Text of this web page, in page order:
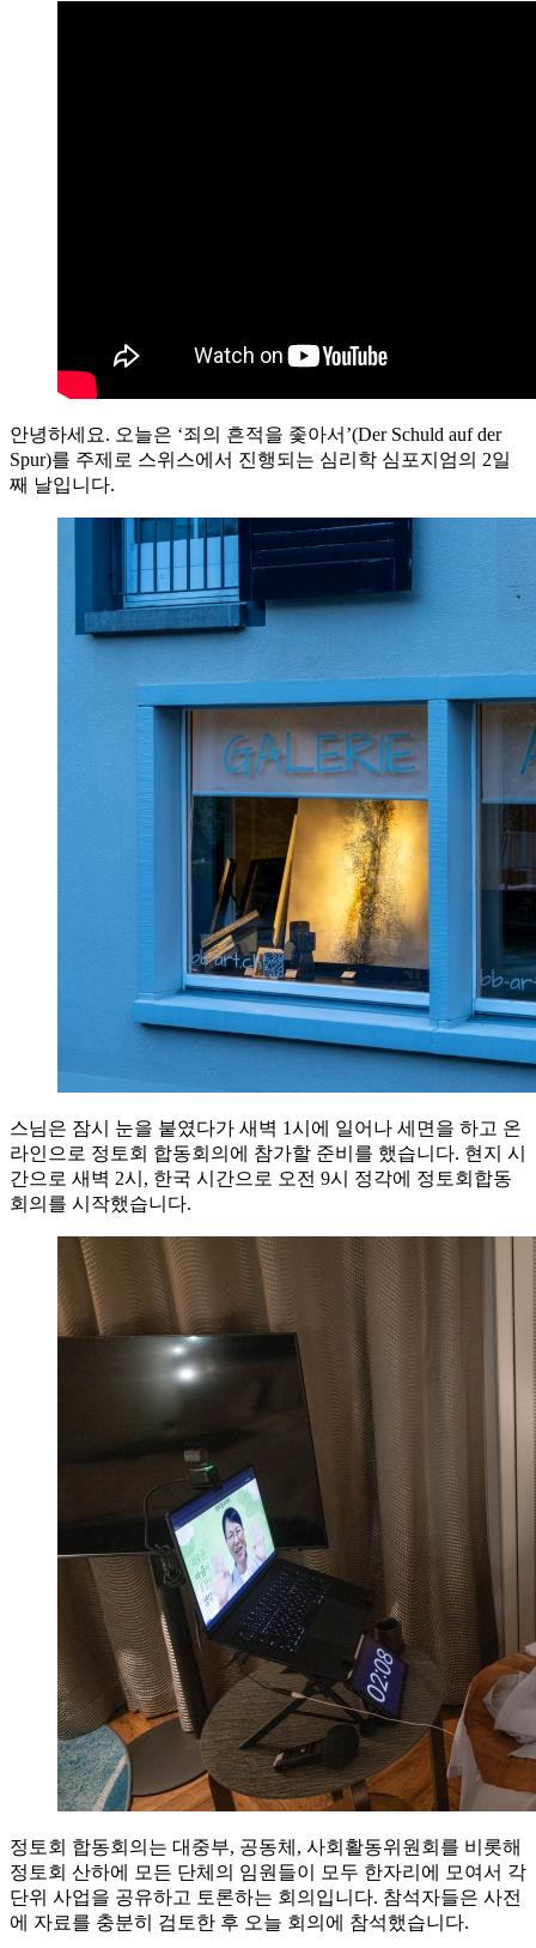
안녕하세요. 오늘은 ‘죄의 흔적을 좇아서’(Der Schuld auf der
Spur)를 주제로 스위스에서 진행되는 심리학 심포지엄의 2일
째 날입니다.
스님은 잠시 눈을 붙였다가 새벽 1시에 일어나 세면을 하고 온
라인으로 정토회 합동회의에 참가할 준비를 했습니다. 현지 시
간으로 새벽 2시, 한국 시간으로 오전 9시 정각에 정토회합동
회의를 시작했습니다.
정토회 합동회의는 대중부, 공동체, 사회활동위원회를 비롯해
정토회 산하에 모든 단체의 임원들이 모두 한자리에 모여서 각
단위 사업을 공유하고 토론하는 회의입니다. 참석자들은 사전
에 자료를 충분히 검토한 후 오늘 회의에 참석했습니다.